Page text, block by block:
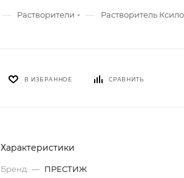
— Растворители — Растворитель
В ИЗБРАННОЕ СРАВНИТЬ
Характеристики
Бренд — ПРЕСТИЖ